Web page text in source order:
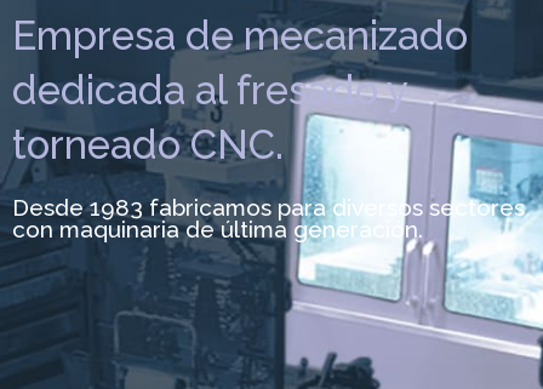
Empresa de mecanizado
dedicada al fresado y
torneado CNC.
Desde 1983 fabricamos para diversos sectores
con maquinaria de última generación.